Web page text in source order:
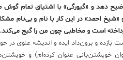
دهد و «گیورگی» با اشتیاق تمام
«شیخ احمد» در این کار با نام و بی‌نام
است و مخاطبی چون من را گیج
بازده و برون‌داد ایده و اندیشه علوی
خویشتن‌بانی عنوان کرده‌ام) و